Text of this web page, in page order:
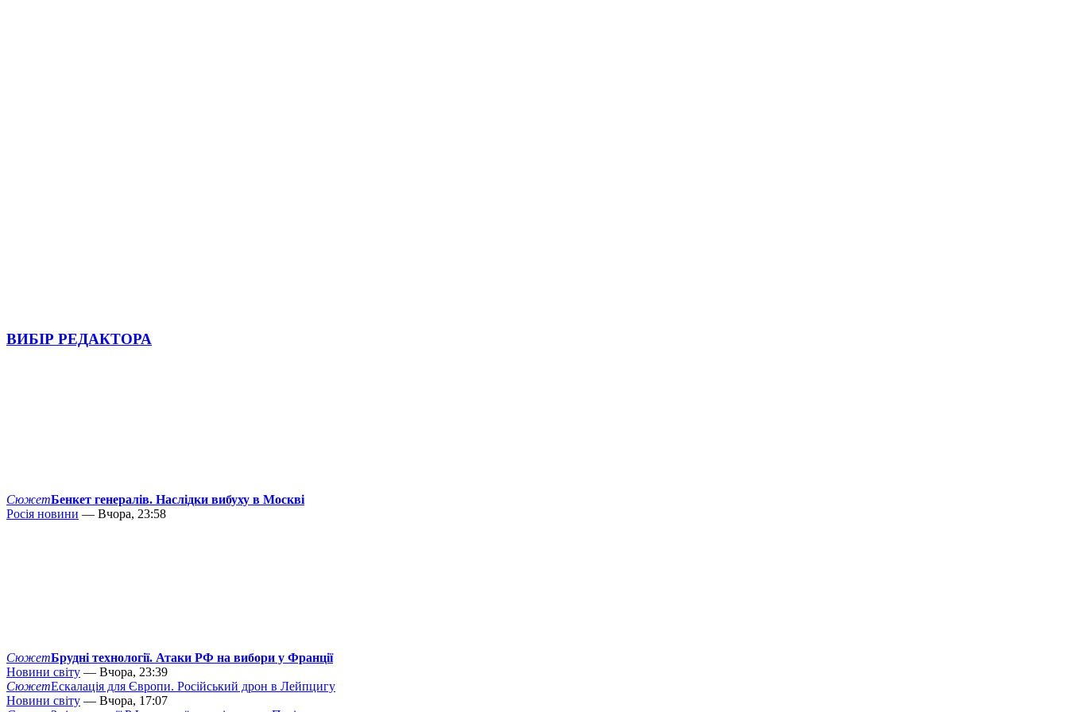
ВИБІР РЕДАКТОРА
СюжетБенкет генералів. Наслідки вибуху в Москві
Росія новини — Вчора, 23:58
СюжетБрудні технології. Атаки РФ на вибори у Франції
Новини світу — Вчора, 23:39
СюжетЕскалація для Європи. Російський дрон в Лейпцигу
Новини світу — Вчора, 17:07